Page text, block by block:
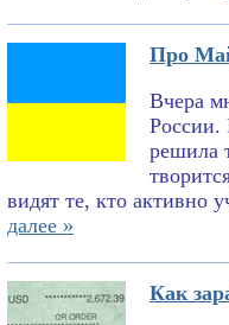
Про
Вчера
России.
решила
видят те, кто активно
далее »
Как